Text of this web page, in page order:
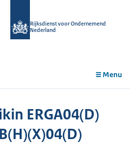
Rijksdienst voor Ondernemend
Nederland
Menu
ERGA04(D)